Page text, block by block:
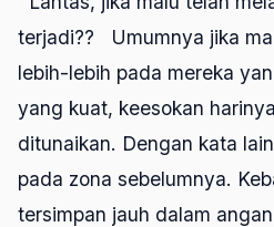
terjadi?? Umumnya jika
lebih-lebih pada mereka
yang kuat, keesokan
ditunaikan. Dengan kata
pada zona sebelumnya.
tersimpan jauh dalam